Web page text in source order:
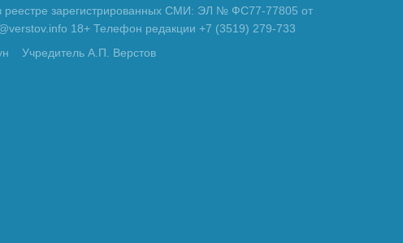
реестре зарегистрированных СМИ: ЭЛ № ФС77-77805 от
18+ Телефон редакции +7 (3519) 279-733
Учредитель А.П. Верстов